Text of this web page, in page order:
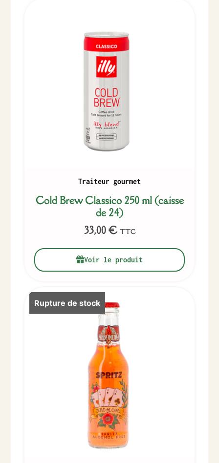
Traiteur gourmet
Cold Brew Classico 250 ml (caisse
de 24)
33,00€ TTC
Voir le produit
Rupture de stock